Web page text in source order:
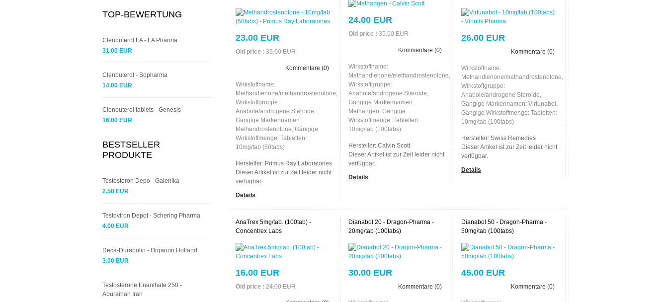
23.00 EUR
Old price : 35.00 EUR
Kommentare (0)
Wirkstoffname:
Methandienone/methandrostenolone,
Wirkstoffgruppe:
Anabole/androgene Steroide,
Gängige Markennamen:
Methandrostenolone, Gängige
Wirkstoffmenge: Tabletten:
10mg/tab (50tabs)
Hersteller: Primus Ray Laboratories
Dieser Artikel ist zur Zeit leider nicht
verfügbar.
Details
24.00 EUR
Old price : 35.00 EUR
Kommentare (0)
Wirkstoffname:
Methandienone/methandrostenolone,
Wirkstoffgruppe:
Anabole/androgene Steroide,
Gängige Markennamen:
Methangen, Gängige
Wirkstoffmenge: Tabletten:
10mg/tab (100tabs)
Hersteller: Calvin Scott
Dieser Artikel ist zur Zeit leider nicht
verfügbar.
Details
26.00 EUR
Kommentare (0)
Wirkstoffname:
Methandienone/methandrostenolone,
Wirkstoffgruppe:
Anabole/androgene Steroide,
Gängige Markennamen: Virtunabol,
Gängige Wirkstoffmenge: Tabletten:
10mg/tab (100tabs)
Hersteller: Swiss Remedies
Dieser Artikel ist zur Zeit leider nicht
verfügbar.
Details
AnaTrex 5mg/tab. (100tab) -
Concentrex Labs
16.00 EUR
Old price : 24.00 EUR
Dianabol 20 - Dragon-Pharma -
20mg/tab (100tabs)
30.00 EUR
Kommentare (0)
Dianabol 50 - Dragon-Pharma -
50mg/tab (100tabs)
45.00 EUR
Kommentare (0)
TOP-BEWERTUNG
Clenbuterol LA - LA Pharma
31.00 EUR
Clenbuterol - Sopharma
14.00 EUR
Clenbuterol tablets - Genesis
16.00 EUR
BESTSELLER
PRODUKTE
Testosteron Depo - Galenika
2.50 EUR
Testoviron Depot - Schering Pharma
4.00 EUR
Deca-Durabolin - Organon Holland
3.00 EUR
Testosterone Enanthate 250 -
Aburaihan Iran